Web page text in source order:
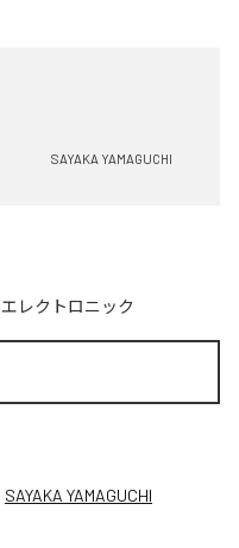
SAYAKA YAMAGUCHI
エレクトロニック
SAYAKA YAMAGUCHI